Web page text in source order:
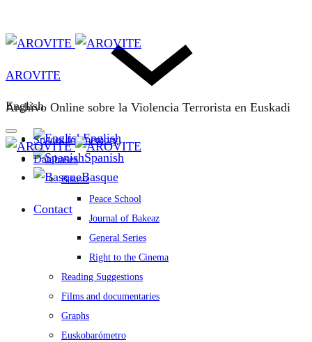
English
English
Spanish
Basque
Contact
AROVITE
Archivo Online sobre la Violencia Terrorista en Euskadi
Spaces for memory
Databases
Bakeaz
Peace School
Journal of Bakeaz
General Series
Right to the Cinema
Reading Suggestions
Films and documentaries
Graphs
Euskobarómetro